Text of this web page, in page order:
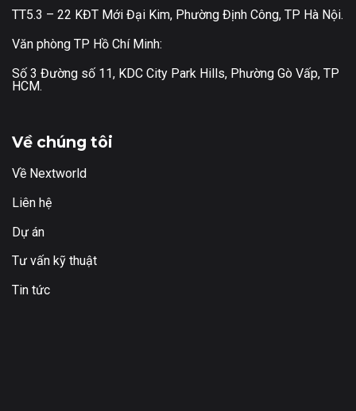
TT5.3 – 22 KĐT Mới Đại Kim, Phường Định Công, TP Hà Nội.
Văn phòng TP Hồ Chí Minh:
Số 3 Đường số 11, KDC City Park Hills, Phường Gò Vấp, TP
HCM.
Về chúng tôi
Về Nextworld
Liên hệ
Dự án
Tư vấn kỹ thuật
Tin tức